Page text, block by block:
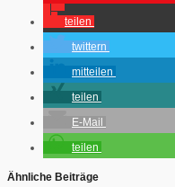
teilen
twittern
mitteilen
teilen
E-Mail
teilen
Ähnliche Beiträge